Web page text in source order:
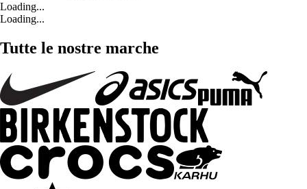
Loading...
Loading...
Tutte le nostre marche